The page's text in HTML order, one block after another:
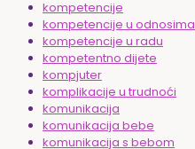
kompetencije
kompetencije u odnosima
kompetencije u radu
kompetentno dijete
kompjuter
komplikacije u trudnoći
komunikacija
komunikacija bebe
komunikacija s bebom